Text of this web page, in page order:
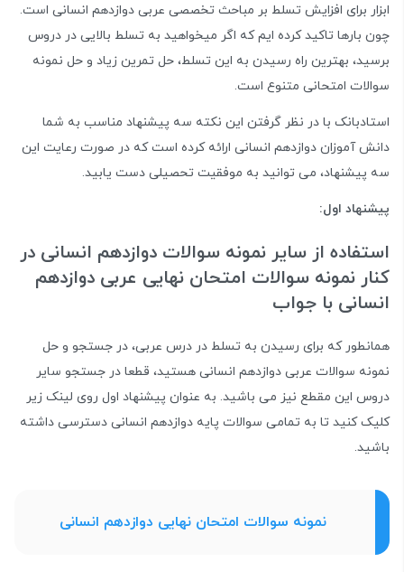
ابزار برای افزایش تسلط بر مباحث تخصصی عربی دوازدهم انسانی است.
چون بارها تاکید کرده ایم که اگر میخواهید به تسلط بالایی در دروس
برسید، بهترین راه رسیدن به این تسلط، حل تمرین زیاد و حل نمونه
سوالات امتحانی متنوع است.
استادبانک با در نظر گرفتن این نکته سه پیشنهاد مناسب به شما
دانش آموزان دوازدهم انسانی ارائه کرده است که در صورت رعایت این
سه پیشنهاد، می توانید به موفقیت تحصیلی دست یابید.
پیشنهاد اول:
استفاده از سایر نمونه سوالات دوازدهم انسانی در
کنار نمونه سوالات امتحان نهایی عربی دوازدهم
انسانی با جواب
همانطور که برای رسیدن به تسلط در درس عربی، در جستجو و حل
نمونه سوالات عربی دوازدهم انسانی هستید، قطعا در جستجو سایر
دروس این مقطع نیز می باشید. به عنوان پیشنهاد اول روی لینک زیر
کلیک کنید تا به تمامی سوالات پایه دوازدهم انسانی دسترسی داشته
باشید.
نمونه سوالات امتحان نهایی دوازدهم انسانی